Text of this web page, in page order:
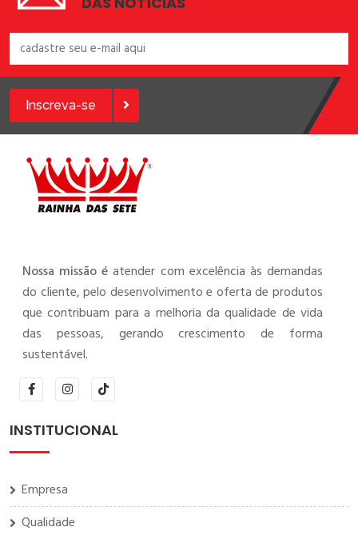
Inscreva-se
Nossa missão é atender com excelência às demandas
do cliente, pelo desenvolvimento e oferta de produtos
que contribuam para a melhoria da qualidade de vida
das pessoas, gerando crescimento de forma
sustentável.
INSTITUCIONAL
Empresa
Qualidade